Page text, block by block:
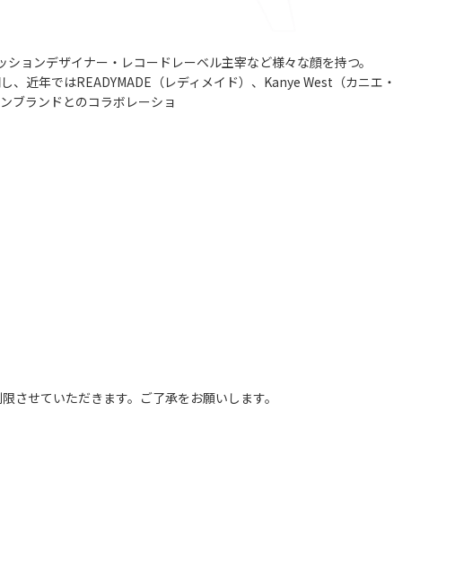
ョンデザイナー・レコードレーベル主宰など様々な顔を持つ。
近年ではREADYMADE（レディメイド）、Kanye West（カニエ・
ブランドとのコラボレーショ
せていただきます。ご了承をお願いします。